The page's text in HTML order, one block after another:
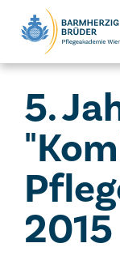
Seitenbereiche:
5.
2015